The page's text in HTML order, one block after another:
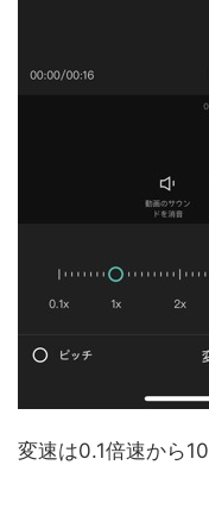
変速は0.1倍速から